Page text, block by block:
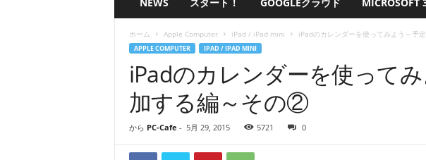
ミ
ホーム Apple Computer iPad / iPad mini iPadのカレンダーを使ってみよう～予
APPLE COMPUTER IPAD / IPAD MINI
iPadのカレンダーを使って
加する編～その②
から PC-Cafe - 5月 29, 2015 5721 0